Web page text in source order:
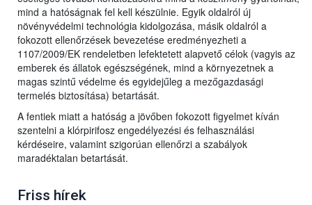
mind a hatóságnak fel kell készülnie. Egyik oldalról új
növényvédelmi technológia kidolgozása, másik oldalról a
fokozott ellenőrzések bevezetése eredményezheti a
1107/2009/EK rendeletben lefektetett alapvető célok (vagyis az
emberek és állatok egészségének, mind a környezetnek a
magas szintű védelme és egyidejűleg a mezőgazdasági
termelés biztosítása) betartását.
A fentiek miatt a hatóság a jövőben fokozott figyelmet kíván
szentelni a klórpirifosz engedélyezési és felhasználási
kérdéseire, valamint szigorúan ellenőrzi a szabályok
maradéktalan betartását.
Friss hírek